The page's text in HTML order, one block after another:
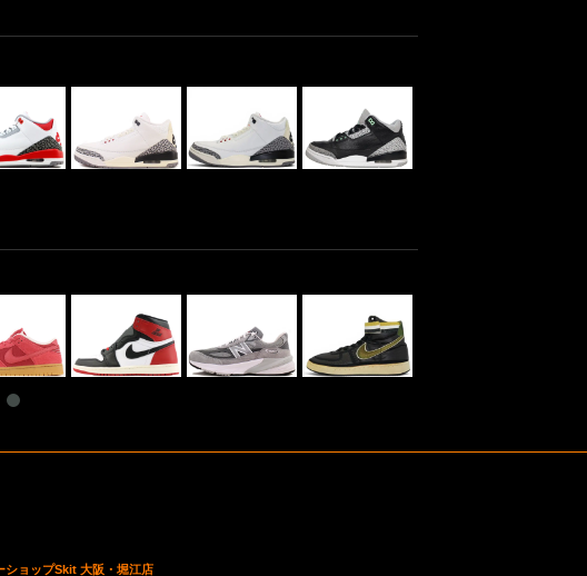
ショップSkit 大阪・堀江店